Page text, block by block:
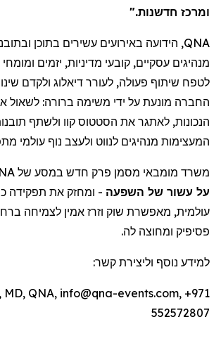
ומרכז חדשנות."
QNA, הידועה באירועים עשירים בתוכן
מנהיגים עסקיים, קובעי מדיניות, יזמים ומומחי
לטפח שיתוף פעולה, לעורר דיאלוג ולקדם
החברה מונעת על ידי משימה ברורה: לשאול
הנכונות, לאתגר את הסטטוס קוו ולשתף
המעצימות מנהיגים לנווט ולעצב נוף עולמי
משרד מומבאי מסמן פרק חדש במסע של
על עשור של השפעה - ומחזק את תפקידה
עולמית, מאפשרת שוק וזרז אמין לצמיחה
פסיפיק ומחוצה לה.
למידע נוסף וליצירת קשר:
QNA, info@qna-events.com, +971
552572807